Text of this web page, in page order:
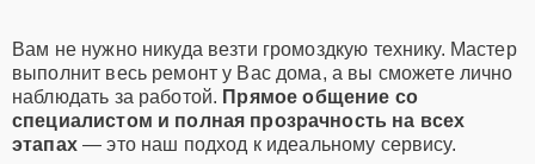
Вам не нужно никуда везти громоздкую технику. Мастер
выполнит весь ремонт у Вас дома, а вы сможете лично
наблюдать за работой. Прямое общение со
специалистом и полная прозрачность на всех
этапах— это наш подход к идеальному сервису.